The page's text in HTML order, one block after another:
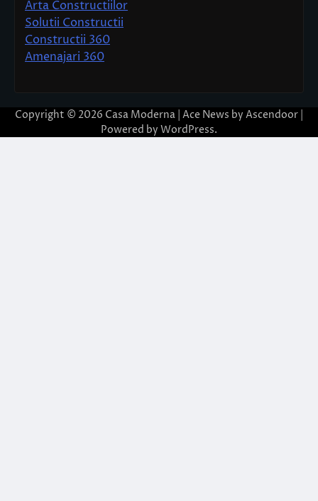
Arta Constructiilor
Solutii Constructii
Constructii 360
Amenajari 360
Copyright © 2026 Casa Moderna | Ace News by Ascendoor
Powered by WordPress.